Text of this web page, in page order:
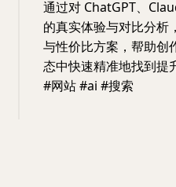
通过对 ChatGPT、
的真实体验与对比分析
与性价比方案，帮助创
态中快速精准地找到提
#网站 #ai #搜索